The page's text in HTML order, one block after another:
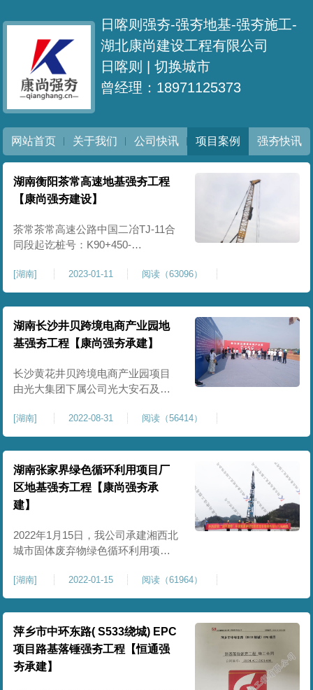
日喀则强夯-强夯地基-强夯施工-
湖北康尚建设工程有限公司
日喀则 |切换城市
曾经理：18971125373
网站首页 关于我们 公司快讯 项目案例 强夯快讯
湖南衡阳茶常高速地基强夯工程
【康尚强夯建设】
茶常茶常高速公路中国二冶TJ-11合
同段起讫桩号：K90+450-
按双向四车道高速公路公路标准、
设计速度120公里/小时建设，路基宽
26.5米，路面宽22.5米。需进行强夯
地基处理的面积约12万㎡。
[湖南] 2023-01-11 阅读（63096）
湖南长沙井贝跨境电商产业园地
基强夯工程【康尚强夯承建】
长沙黄花井贝跨境电商产业园项目
由光大集团下属公司光大安石及宁
发，位于长沙自贸临空区临空经济
核心区内，距离区域性枢纽机场黄
花机场仅3公里。项目总占地面积约
7.23万平方米，总建筑面积约8.07万
平方米，由4栋高标准仓库（共计面
积7.43万平米）、2栋倒班楼、
[湖南] 2022-08-31 阅读（56414）
湖南张家界绿色循环利用项目厂
区地基强夯工程【康尚强夯承
建】
2022年1月15日，我公司承建湘西北
城市固体废弃物绿色循环利用项目
界市尹家溪镇蒿子峪，项目面积约
70万㎡，采取强夯法进行地基处
理，强夯施工区域面积约20万㎡。
本工程拟采取4000KN.m的夯击能进
行强夯施工，采取两遍点夯+一遍满
夯施工，施工工艺如下：①点夯施
工：
[湖南] 2022-01-15 阅读（61964）
萍乡市中环东路( S533绕城) EPC
项目路基落锤强夯工程【恒通强
夯承建】